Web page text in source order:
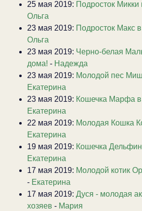
25 мая 2019: Подросток Микки
Ольга
23 мая 2019: Подросток Макс
Ольга
23 мая 2019: Черно-белая
дома! - Надежда
23 мая 2019: Молодой пес
Екатерина
23 мая 2019: Кошечка Марфа в
Екатерина
22 мая 2019: Молодая Кошка
Екатерина
19 мая 2019: Кошечка
Екатерина
17 мая 2019: Молодой котик
- Екатерина
17 мая 2019: Дуся - молодая
хозяев - Мария